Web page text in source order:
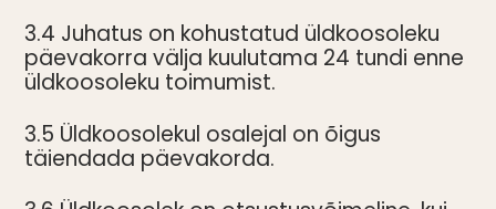
3.4 Juhatus on kohustatud üldkoosoleku
päevakorra välja kuulutama 24 tundi enne
üldkoosoleku toimumist.
3.5 Üldkoosolekul osalejal on õigus
täiendada päevakorda.